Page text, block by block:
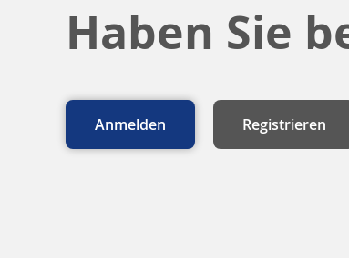
Haben Sie
Anmelden Registrieren